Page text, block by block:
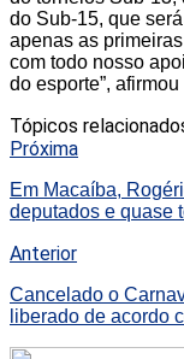
do Sub-15, que
apenas as
com todo nosso
do esporte”,
Tópicos
Próxima
Em Macaíba,
deputados e quase
Anterior
Cancelado o
liberado de acordo